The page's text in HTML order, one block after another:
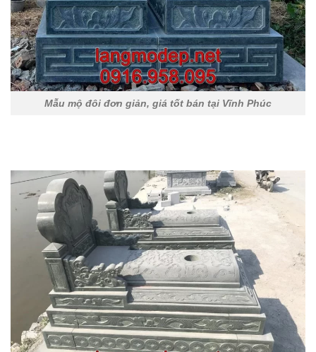
Mẫu mộ đôi đơn giản, giá tốt bán tại Vĩnh Phúc